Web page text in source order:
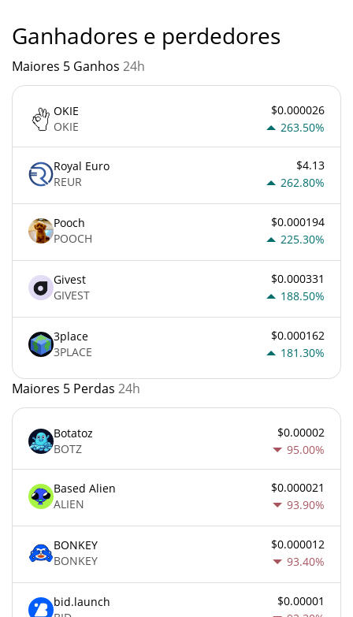
Ganhadores e perdedores
Maiores 5 Ganhos 24h
OKIE
OKIE
$0.000026
263.50%
Royal Euro
REUR
$4.13
262.80%
Pooch
POOCH
$0.000194
225.30%
Givest
GIVEST
$0.000331
188.50%
3place
3PLACE
$0.000162
181.30%
Maiores 5 Perdas 24h
Botatoz
BOTZ
$0.00002
95.00%
Based Alien
ALIEN
$0.000021
93.90%
BONKEY
BONKEY
$0.000012
93.40%
bid.launch
$0.00001